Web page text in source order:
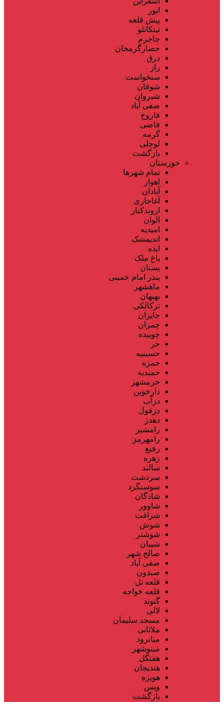
ایور
پیش قلعه
تیتکانلو
جاجرم
حصارگرمخان
درق
راز
سنخواست
شوقان
شیروان
صفی آباد
فاروج
قاضی
گرمه
لوجلی
بازگشت
خوزستان
تمام شهر‌ها
اهواز
آبادان
آغاجاری
اروندکنار
الوان
امیدیه
اندیمشک
ایذه
باغ ملک
بستان
بندر امام خمینی
ماهشهر
بهبهان
ترکالکی
جایزان
چمران
چوبیده
حر
حسینیه
حمزه
حمیدیه
خرمشهر
دارخوین
دزآب
دزفول
دهدز
رامشیر
رامهرمز
رفیع
زهره
سالند
سردشت
سوسنگرد
شادگان
شاوور
شرافت
شوش
شوشتر
شیبان
صالح شهر
صفی آباد
صیدون
قلعه تل
قلعه خواجه
گتوند
لالی
مسجد سلیمان
ملاثانی
میانرود
مینوشهر
هفتگل
هندیجان
هویزه
ویس
بازگشت